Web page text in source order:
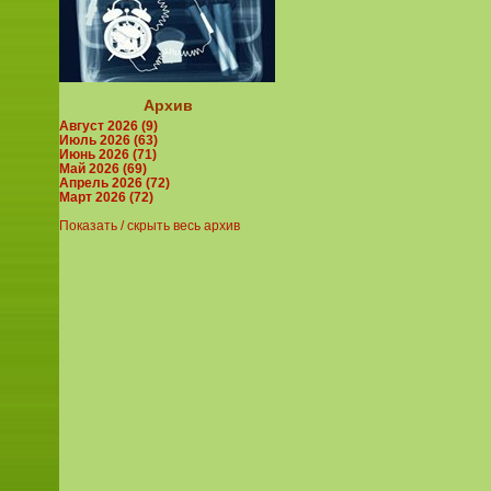
Архив
Август 2026 (9)
Июль 2026 (63)
Июнь 2026 (71)
Май 2026 (69)
Апрель 2026 (72)
Март 2026 (72)
Показать / скрыть весь архив